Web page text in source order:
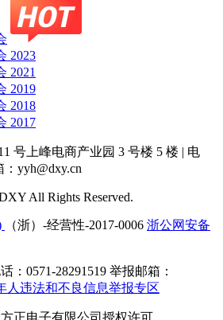
2023
2021
2019
2018
2017
号上峰电商产业园 3 号楼 5 楼 | 电
：yyh@dxy.cn
All Rights Reserved.
（浙）-经营性-2017-0006 浙公网安备
：0571-28291519 举报邮箱：
人违法和不良信息举报专区